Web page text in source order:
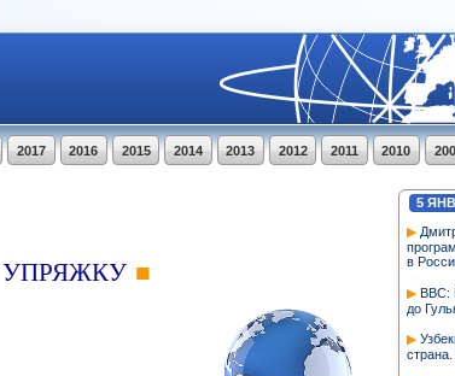
2010
2011
2012
2013
2014
2015
2016
2017
5
в
BBC:
до
УПРЯЖКУ